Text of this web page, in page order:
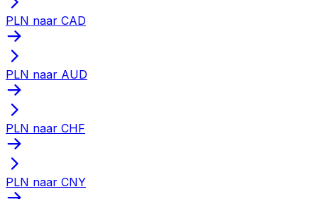
PLN naar CAD
PLN naar AUD
PLN naar CHF
PLN naar CNY